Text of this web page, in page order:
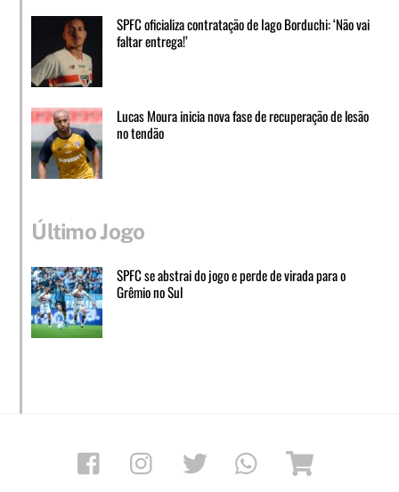
SPFC oficializa contratação de Iago Borduchi: ‘Não vai
faltar entrega!’
Lucas Moura inicia nova fase de recuperação de lesão
no tendão
Último Jogo
SPFC se abstrai do jogo e perde de virada para o
Grêmio no Sul
Facebook Instagram Twitter Whatsapp